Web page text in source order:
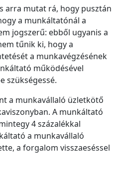
arra mutat rá, hogy pusztán
a munkáltatónál a
jogszerű: ebből ugyanis a
tűnik ki, hogy a
a munkavégzésének
működésével
szükségessé.
a munkavállaló üzletkötő
A munkáltató
4 százalékkal
a munkavállaló
a forgalom visszaeséssel